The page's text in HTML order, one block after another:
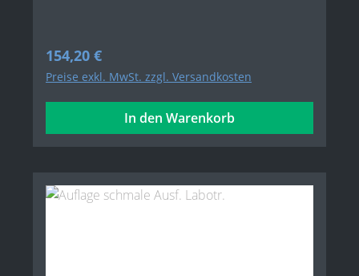
Regulärer Preis:
154,20 €
Preise exkl. MwSt. zzgl. Versandkosten
In den Warenkorb